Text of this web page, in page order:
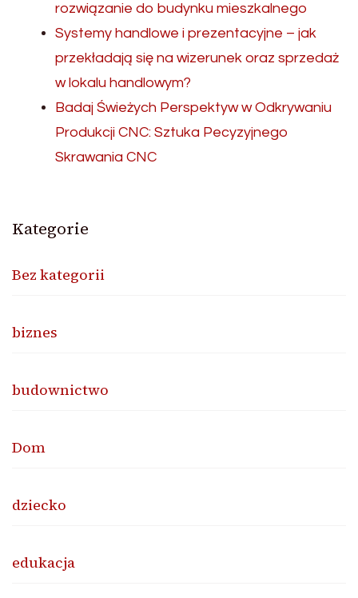
rozwiązanie do budynku mieszkalnego
Systemy handlowe i prezentacyjne – jak
przekładają się na wizerunek oraz sprzedaż
w lokalu handlowym?
Badaj Świeżych Perspektyw w Odkrywaniu
Produkcji CNC: Sztuka Pecyzyjnego
Skrawania CNC
Kategorie
Bez kategorii
biznes
budownictwo
Dom
dziecko
edukacja